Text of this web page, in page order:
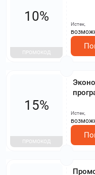
10%
ПРОМОКОД
Истек,
15%
ПРОМОКОД
Истек,